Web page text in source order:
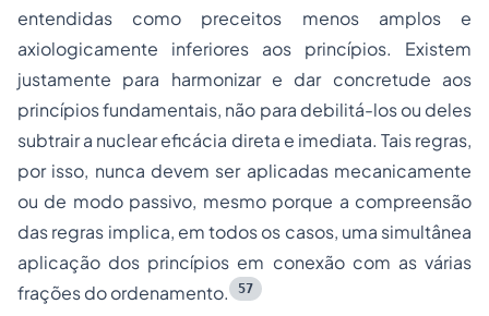
entendidas como preceitos menos amplos e
axiologicamente inferiores aos princípios. Existem
justamente para harmonizar e dar concretude aos
princípios fundamentais, não para debilitá-los ou deles
subtrair a nuclear eficácia direta e imediata. Tais regras,
por isso, nunca devem ser aplicadas mecanicamente
ou de modo passivo, mesmo porque a compreensão
das regras implica, em todos os casos, uma simultânea
aplicação dos princípios em conexão com as várias
frações do ordenamento.
57